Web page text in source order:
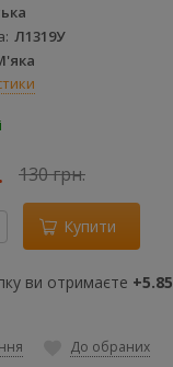
Л1319У
130 грн.
Купити
ви отримаєте +5.85
До обраних